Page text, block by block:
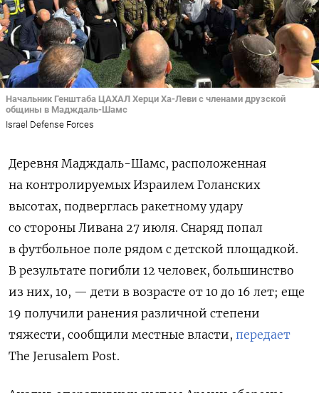
Начальник Генштаба ЦАХАЛ Херци Ха-Леви с членами друзской
общины в Мадждаль-Шамс
Israel Defense Forces
Деревня Мадждаль-Шамс, расположенная
на контролируемых Израилем Голанских
высотах, подверглась ракетному удару
со стороны Ливана 27 июля. Снаряд попал
в футбольное поле рядом с детской площадкой.
В результате погибли 12 человек, большинство
из них, 10, — дети в возрасте от 10 до 16 лет; еще
19 получили ранения различной степени
тяжести, сообщили местные власти, передает
The Jerusalem Post.